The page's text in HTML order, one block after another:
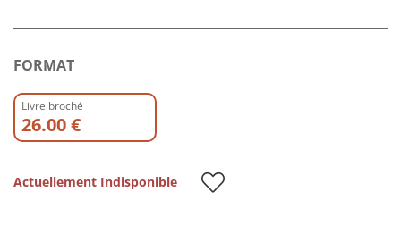
FORMAT
Livre broché
26.00 €
Actuellement Indisponible